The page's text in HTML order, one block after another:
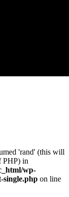
'rand' (this will
PHP) in
wp-
single.phpon line